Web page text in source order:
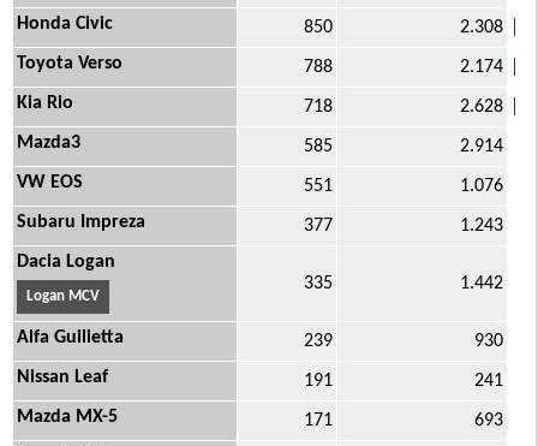
Honda Civic
850
2.308
Toyota Verso
788
2.174
Kia Rio
718
2.628
Mazda3
585
2.914
VW EOS
551
1.076
Subaru Impreza
377
1.243
Dacia Logan
Logan MCV
335 1.442
Alfa Guilietta 239
930
Nissan Leaf
191
241
Mazda MX-5
171
693